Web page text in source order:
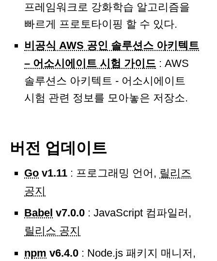
프레임워크로 강화학습 알고리즘을
빠르게 프로토타이핑 할 수 있다.
비공식 AWS 공인 솔루션스 아키텍트
– 어소시에이트 시험 가이드 : AWS
솔루션스 아키텍트 - 어소시에이트
시험 관련 정보를 모아놓은 저장소.
버전 업데이트
Go v1.11 : 프로그래밍 언어, 릴리즈
공지
Babel v7.0.0 : JavaScript 컴파일러,
릴리스 공지
npm v6.4.0 : Node.js 패키지 매니저,